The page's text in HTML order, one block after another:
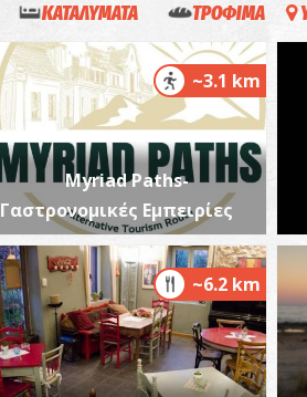
ΚΑΤΑΛΥΜΑΤΑ ΤΡΟΦΙΜΑ
~3.1 km
Myriad Paths-
Γαστρονομικές Εμπειρίες
~6.2 km